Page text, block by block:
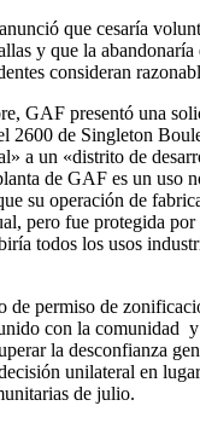
que cesaría
y que la
consideran
GAF presentó una
2600 de Singleton
a un «distrito de
de GAF es un uso
su operación de
pero fue protegida por
todos los usos
de permiso de
con la comunidad
la desconfianza
unilateral en
de julio.